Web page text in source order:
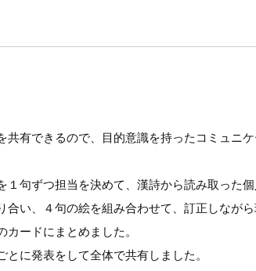
共有できるので、目的意識を持ったコミュニケ
句ずつ担当を決めて、漢詩から読み取った個
い、４句の絵を組み合わせて、訂正しなが
ードにまとめました。
に発表をして全体で共有しました。